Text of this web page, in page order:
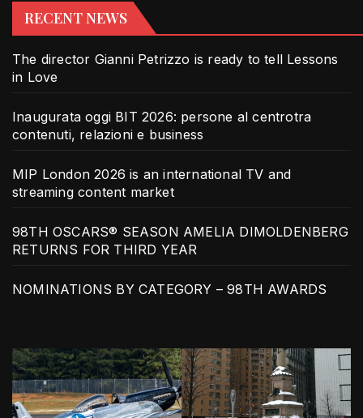
RECENT NEWS
The director Gianni Petrizzo is ready to tell Lessons
in Love
Inaugurata oggi BIT 2026: persone al centrotra
contenuti, relazioni e business
MIP London 2026 is an international TV and
streaming content market
98TH OSCARS® SEASON AMELIA DIMOLDENBERG
RETURNS FOR THIRD YEAR
NOMINATIONS BY CATEGORY – 98TH AWARDS